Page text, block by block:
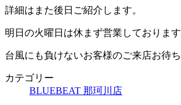
詳細はまた後日ご紹介します。
明日の火曜日は休まず営業しております
台風にも負けないお客様のご来店お待
カテゴリー
BLUEBEAT 那珂川店